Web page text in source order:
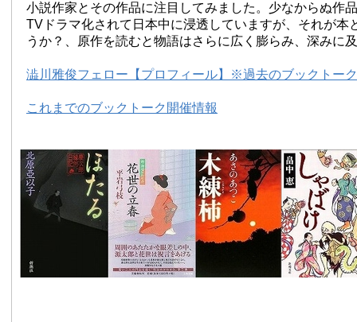
小説作家とその作品に注目してみました。少なからぬ作
TVドラマ化されて日本中に浸透していますが、それが本
うか？、原作を読むと物語はさらに広く膨らみ、深みに
澁川雅俊フェロー【プロフィール】※過去のブックトー
これまでのブックトーク開催情報